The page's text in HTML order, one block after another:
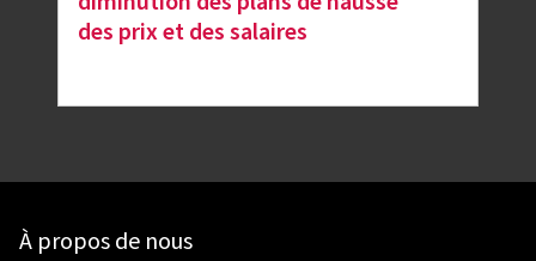
des prix et des salaires
À propos de nous